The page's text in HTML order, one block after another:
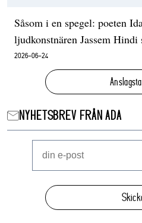
Såsom i en spegel: poeten
ljudkonstnären Jassem
2026-06-24
NYHETSBREV FRÅN ADA